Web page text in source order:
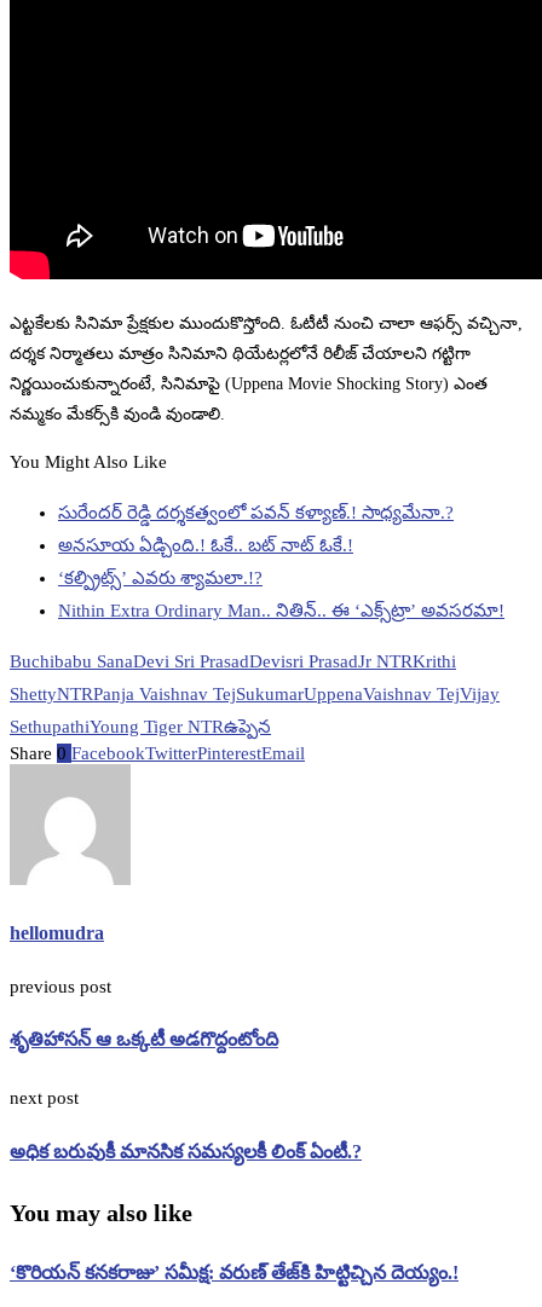
ఎట్టకేలకు సినిమా ప్రేక్షకుల ముందుకొస్తోంది. ఓటీటీ నుంచి చాలా ఆఫర్స్ వచ్చినా,
దర్శక నిర్మాతలు మాత్రం సినిమాని థియేటర్లలోనే రిలీజ్ చేయాలని గట్టిగా
నిర్ణయించుకున్నారంటే, సినిమాపై (Uppena Movie Shocking Story) ఎంత
నమ్మకం మేకర్స్‌కి వుండి వుండాలి.
You Might Also Like
సురేందర్ రెడ్డి దర్శకత్వంలో పవన్ కళ్యాణ్.! సాధ్యమేనా.?
అనసూయ ఏడ్చింది.! ఓకే.. బట్ నాట్ ఓకే.!
‘కల్ప్రిట్స్’ ఎవరు శ్యామలా.!?
Nithin Extra Ordinary Man.. నితిన్.. ఈ ‘ఎక్స్‌ట్రా’ అవసరమా!
Buchibabu SanaDevi Sri PrasadDevisri PrasadJr NTRKrithi
ShettyNTRPanja Vaishnav TejSukumarUppenaVaishnav TejVijay
SethupathiYoung Tiger NTRఉప్పెన
Share 0 FacebookTwitterPinterestEmail
hellomudra
previous post
శృతిహాసన్‌ ఆ ఒక్కటీ అడగొద్దంటోంది
next post
అధిక బరువుకీ మానసిక సమస్యలకీ లింక్ ఏంటీ.?
You may also like
‘కొరియన్ కనకరాజు’ సమీక్ష: వరుణ్ తేజ్‌కి హిట్టిచ్చిన దెయ్యం.!